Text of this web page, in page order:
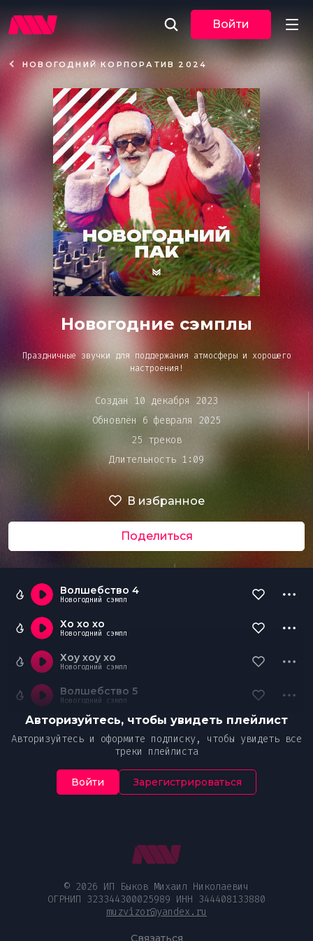
Музыка
По трекам
По жанрам
Плейлисты
Event
Bar&Club
Mainstage
Эдиторы
Чарты
Войти
НОВОГОДНИЙ КОРПОРАТИВ 2024
Новогодние сэмплы
Праздничные звучки для поддержания атмосферы и хорошего
настроения!
Создан 10 декабря 2023
Обновлён 6 февраля 2025
25 треков
Длительность 1:09
В избранное
Поделиться
Волшебство 4
Новогодний сэмпл
Хо хо хо
Новогодний сэмпл
Хоу хоу хо
Новогодний сэмпл
Волшебство 5
Новогодний сэмпл
Авторизуйтесь, чтобы увидеть плейлист
Авторизуйтесь и оформите подписку, чтобы увидеть все
треки плейлиста
Войти Зарегистрироваться
Очередь
воспроизведения
© 2026 ИП Быков Михаил Николаевич
ОГРНИП 323344300025989 ИНН 344408133880
muzvizor@yandex.ru
Связаться